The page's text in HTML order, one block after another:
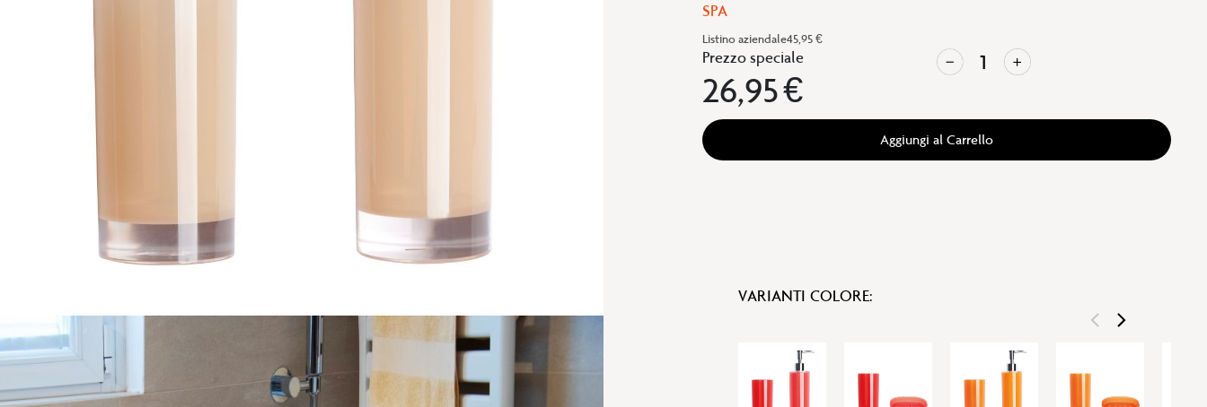
Listino aziendale45,95 €
Prezzo speciale
26,95 €
Aggiungi al Carrello
VARIANTI COLORE:
SPA